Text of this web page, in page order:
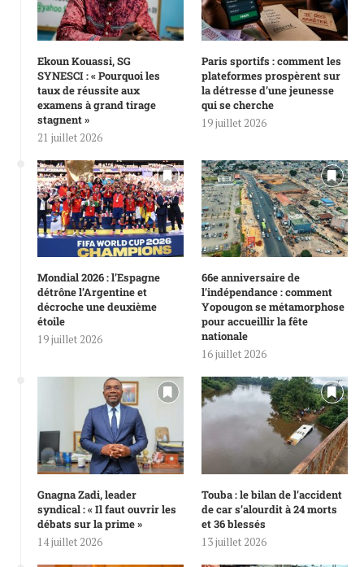
Ekoun Kouassi, SG
SYNESCI : « Pourquoi les
taux de réussite aux
examens à grand tirage
stagnent »
21 juillet 2026
Paris sportifs : comment les
plateformes prospèrent sur
la détresse d’une jeunesse
qui se cherche
19 juillet 2026
Mondial 2026 : l’Espagne
détrône l’Argentine et
décroche une deuxième
étoile
19 juillet 2026
66e anniversaire de
l’indépendance : comment
Yopougon se métamorphose
pour accueillir la fête
nationale
16 juillet 2026
Gnagna Zadi, leader
syndical : « Il faut ouvrir les
débats sur la prime »
14 juillet 2026
Touba : le bilan de l’accident
de car s’alourdit à 24 morts
et 36 blessés
13 juillet 2026